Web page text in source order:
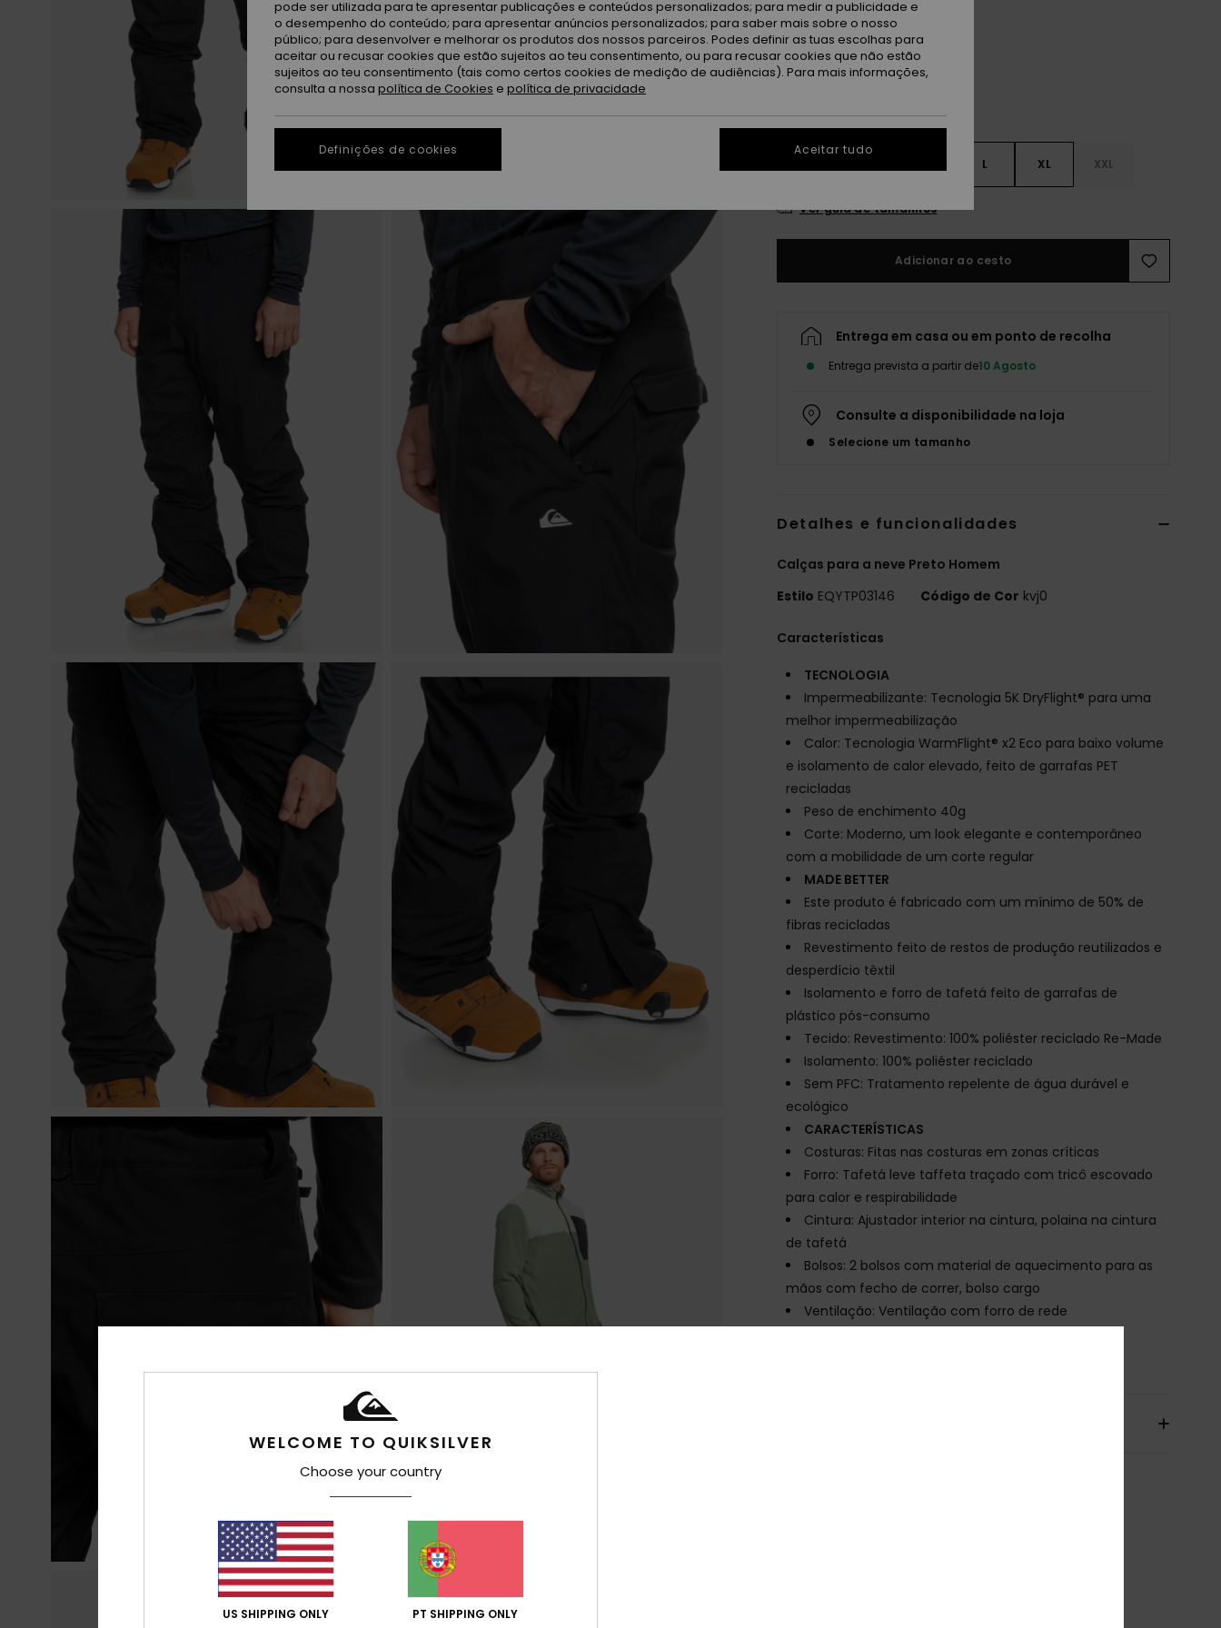
CorTrue Black
L XL XXL
Ver guia de tamanhos
Adicionar ao cesto
Entrega em casa ou em ponto de recolha
Entrega prevista a partir de10 Agosto
Consulte a disponibilidade na loja
Selecione um tamanho
Detalhes e funcionalidades
Calças para a neve Preto Homem
Estilo EQYTP03146 Código de Cor kvj0
Características
TECNOLOGIA
Impermeabilizante: Tecnologia 5K DryFlight® para uma
melhor impermeabilização
Calor: Tecnologia WarmFlight® x2 Eco para baixo volume
e isolamento de calor elevado, feito de garrafas PET
recicladas
Peso de enchimento 40g
Corte: Moderno, um look elegante e contemporâneo
com a mobilidade de um corte regular
MADE BETTER
Este produto é fabricado com um mínimo de 50% de
fibras recicladas
Revestimento feito de restos de produção reutilizados e
desperdício têxtil
Isolamento e forro de tafetá feito de garrafas de
plástico pós-consumo
Tecido: Revestimento: 100% poliéster reciclado Re-Made
Isolamento: 100% poliéster reciclado
Sem PFC: Tratamento repelente de água durável e
ecológico
CARACTERÍSTICAS
Costuras: Fitas nas costuras em zonas críticas
Forro: Tafetá leve taffeta traçado com tricô escovado
para calor e respirabilidade
Cintura: Ajustador interior na cintura, polaina na cintura
de tafetá
Bolsos: 2 bolsos com material de aquecimento para as
mãos com fecho de correr, bolso cargo
Ventilação: Ventilação com forro de rede
WELCOME TO QUIKSILVER
Choose your country
US SHIPPING ONLY PT SHIPPING ONLY
pode ser utilizada para te apresentar publicações e conteúdos personalizados; para medir a publicidade e
o desempenho do conteúdo; para apresentar anúncios personalizados; para saber mais sobre o nosso
público; para desenvolver e melhorar os produtos dos nossos parceiros. Podes definir as tuas escolhas para
aceitar ou recusar cookies que estão sujeitos ao teu consentimento, ou para recusar cookies que não estão
sujeitos ao teu consentimento (tais como certos cookies de medição de audiências). Para mais informações,
consulta a nossa política de Cookies e política de privacidade
Definições de cookies Aceitar tudo